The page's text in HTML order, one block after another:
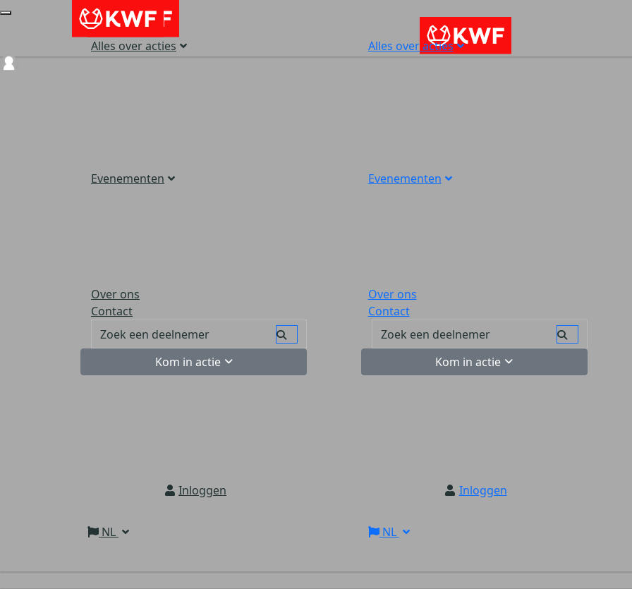
Alles over acties
Evenementen
Over ons
Contact
Kom in actie
Inloggen
NL
Alles over acties
Evenementen
Over ons
Contact
Kom in actie
Inloggen
NL